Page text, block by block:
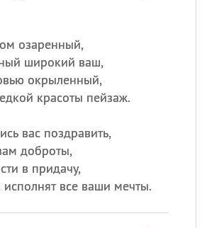
озаренный,
широкий ваш,
окрыленный,
красоты пейзаж.
вас поздравить,
доброты,
в придачу,
исполнят все ваши мечты.